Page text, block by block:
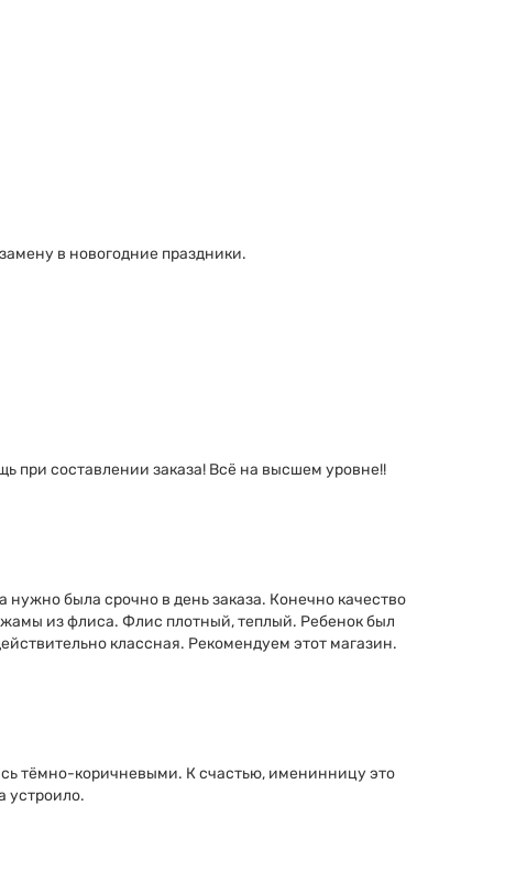
в новогодние праздники.
при составлении заказа! Всё на высшем уровне!!
была срочно в день заказа. Конечно качество
из флиса. Флис плотный, теплый. Ребенок был
классная. Рекомендуем этот магазин.
тёмно-коричневыми. К счастью, именинницу это
устроило.